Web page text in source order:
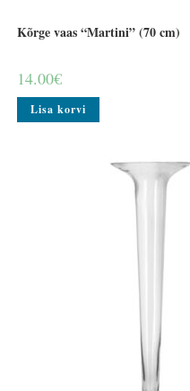
Kõrge vaas “Martini” (70 cm)
14.00€
Lisa korvi